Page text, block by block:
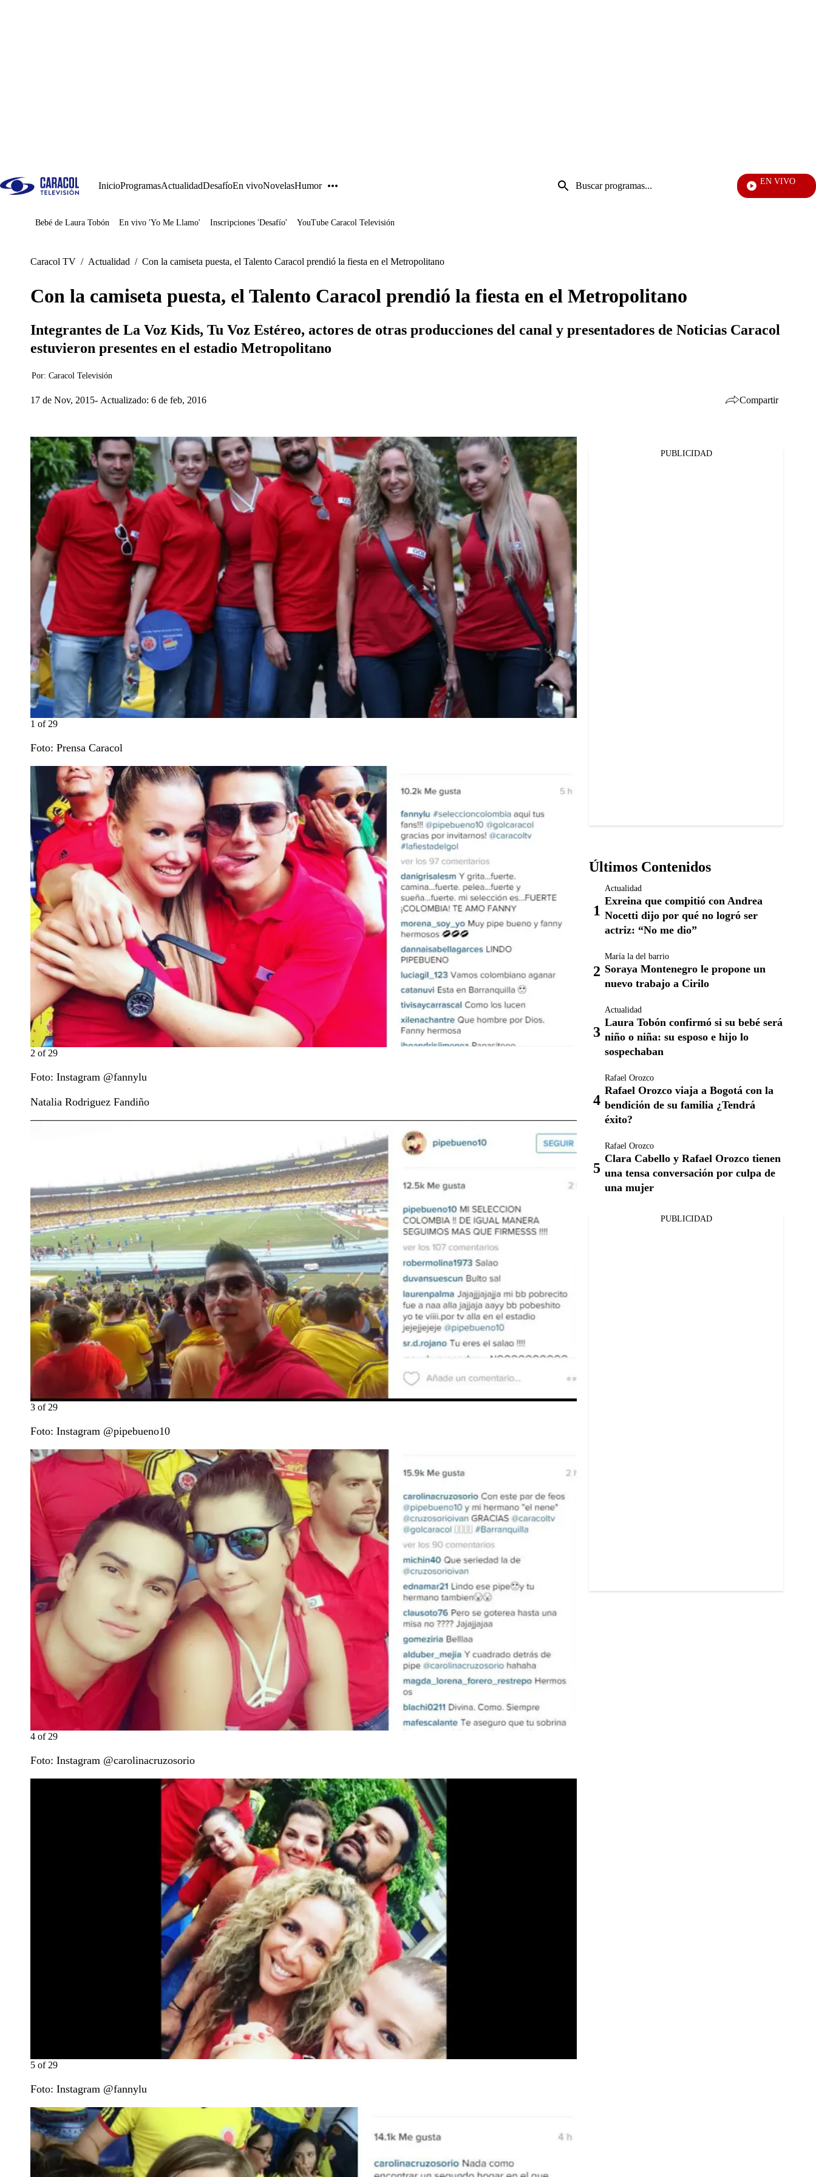
InicioProgramasActualidadDesafíoEn vivoNovelasHumor
Entrada
de
EN VIVO
Juegos
Bebé de Laura Tobón En vivo 'Yo Me Llamo' Inscripciones 'Desafío' YouTube Caracol Televisión
Caracol TV / Actualidad / Con la camiseta puesta, el Talento Caracol prendió la fiesta en el Metropolitano
Con la camiseta puesta, el Talento Caracol prendió la fiesta en el Metropolitano
Integrantes de La Voz Kids, Tu Voz Estéreo, actores de otras producciones del canal y presentadores de Noticias Caracol
estuvieron presentes en el estadio Metropolitano
Por: Caracol Televisión
17 de Nov, 2015 Actualizado: 6 de feb, 2016 Compartir
Twitter
1 of 29
Foto: Prensa Caracol
2 of 29
Foto: Instagram @fannylu
Natalia Rodriguez Fandiño
3 of 29
Foto: Instagram @pipebueno10
4 of 29
Foto: Instagram @carolinacruzosorio
5 of29
Foto: Instagram @fannylu
PUBLICIDAD
Últimos Contenidos
Actualidad
Exreina que compitió con Andrea
Nocetti dijo por qué no logró ser
actriz: “No me dio”
María la del barrio
Soraya Montenegro le propone un
nuevo trabajo a Cirilo
Actualidad
Laura Tobón confirmó si su bebé será
niño o niña: su esposo e hijo lo
sospechaban
Rafael Orozco
Rafael Orozco viaja a Bogotá con la
bendición de su familia ¿Tendrá
éxito?
Rafael Orozco
Clara Cabello y Rafael Orozco tienen
una tensa conversación por culpa de
una mujer
PUBLICIDAD